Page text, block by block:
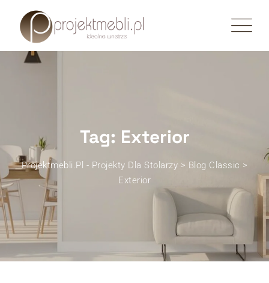
content
Tag: Exterior
Projektmebli.pl - Projekty Dla Stolarzy > Blog Classic >
Exterior